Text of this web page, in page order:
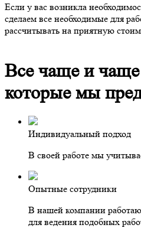
Если у вас возникла
сделаем все необходимые для
рассчитывать на приятную
Все чаще и
которые мы
Индивидуальный подход
В своей работе мы
Опытные сотрудники
В нашей компании
для ведения подобных